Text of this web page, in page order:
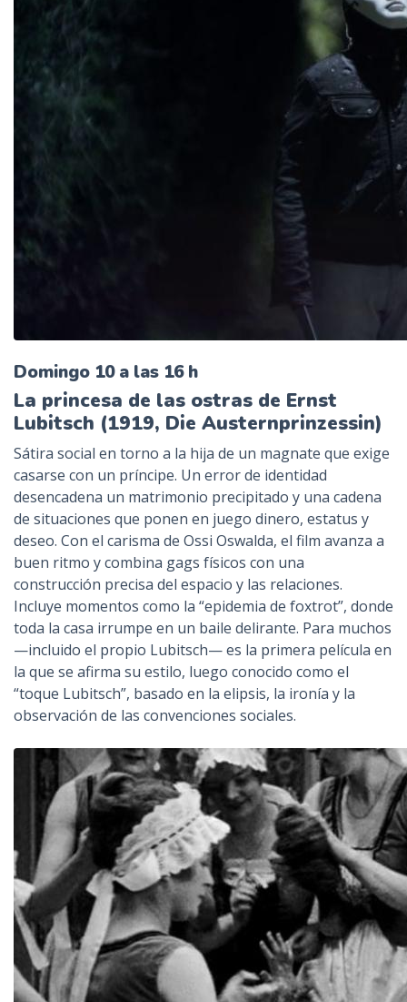
Domingo 10 a las 16 h
La princesa de las ostras de Ernst
Lubitsch (1919, Die Austernprinzessin)
Sátira social en torno a la hija de un magnate que exige
casarse con un príncipe. Un error de identidad
desencadena un matrimonio precipitado y una cadena
de situaciones que ponen en juego dinero, estatus y
deseo. Con el carisma de Ossi Oswalda, el film avanza a
buen ritmo y combina gags físicos con una
construcción precisa del espacio y las relaciones.
Incluye momentos como la “epidemia de foxtrot”, donde
toda la casa irrumpe en un baile delirante. Para muchos
—incluido el propio Lubitsch— es la primera película en
la que se afirma su estilo, luego conocido como el
“toque Lubitsch”, basado en la elipsis, la ironía y la
observación de las convenciones sociales.